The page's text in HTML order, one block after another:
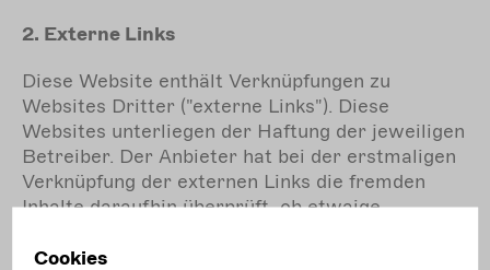
2. Externe Links
Diese Website enthält Verknüpfungen zu
Websites Dritter ("externe Links"). Diese
Websites unterliegen der Haftung der jeweiligen
Betreiber. Der Anbieter hat bei der erstmaligen
Verknüpfung der externen Links die fremden
Inhalte daraufhin überprüft, ob etwaige
waren keine Rechtsverstöße ersichtlich. Der
Cookies